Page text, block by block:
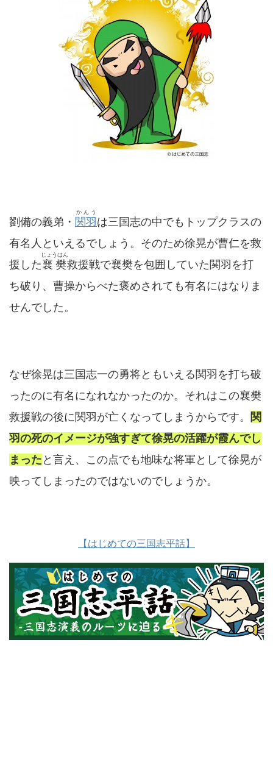
劉備の義弟・ 関羽
かんう
は三国志の中でもトップクラスの
有名人といえるでしょう。そのため徐晃が曹仁を救
援した襄樊
じょうはん
救援戦で襄樊を包囲していた関羽を打
ち破り、曹操からべた褒めされても有名にはなりま
せんでした。
なぜ徐晃は三国志一の勇将ともいえる関羽を打ち破
ったのに有名になれなかったのか。それはこの襄樊
救援戦の後に関羽が亡くなってしまうからです。 関
羽の死のイメージが強すぎて徐晃の活躍が霞んでし
まったと言え、この点でも地味な将軍として徐晃が
映ってしまったのではないのでしょうか。
【はじめての三国志平話】